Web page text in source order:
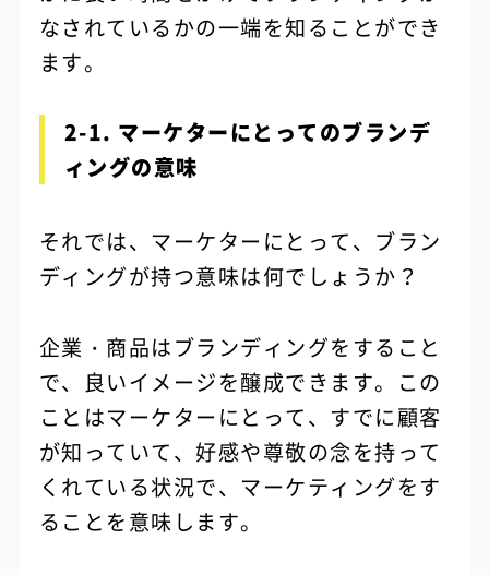
なされているかの一端を知ることができ
ます。
2-1. マーケターにとってのブランデ
ィングの意味
それでは、マーケターにとって、ブラン
ディングが持つ意味は何でしょうか？
企業・商品はブランディングをすること
で、良いイメージを醸成できます。この
ことはマーケターにとって、すでに顧客
が知っていて、好感や尊敬の念を持って
くれている状況で、マーケティングをす
ることを意味します。